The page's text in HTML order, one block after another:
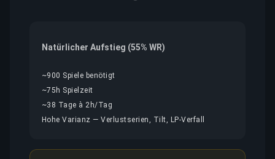
Natürlicher Aufstieg (55% WR)
~900 Spiele benötigt
~75h Spielzeit
~38 Tage à 2h/Tag
Hohe Varianz — Verlustserien, Tilt, LP-Verfall